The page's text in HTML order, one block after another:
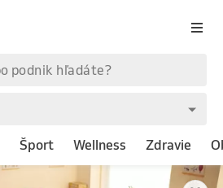
Šport Wellness Zdravie